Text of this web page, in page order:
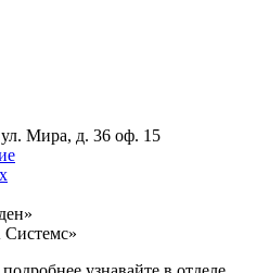
ул. Мира, д. 36 оф. 15